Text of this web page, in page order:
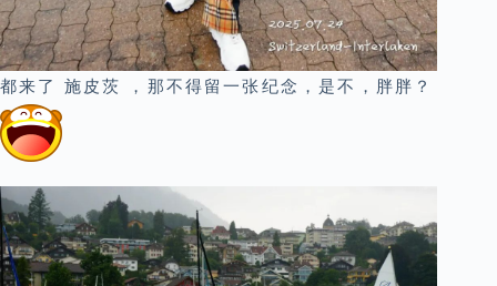
都来了 施皮茨 ，那不得留一张纪念，是不，胖胖？